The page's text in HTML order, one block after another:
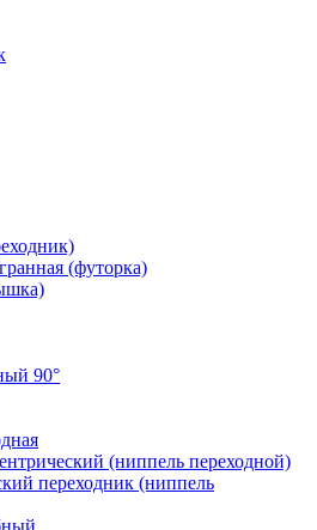
(футорка)
90°
(ниппель переходной)
переходник (ниппель